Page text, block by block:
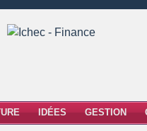
IDÉES GESTION